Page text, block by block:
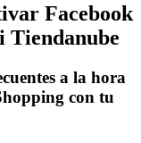
Facebook
Tiendanube
a la hora
con tu